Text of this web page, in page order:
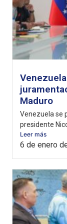
Maduro
Venezuela se
presidente
Leer más
6 de enero